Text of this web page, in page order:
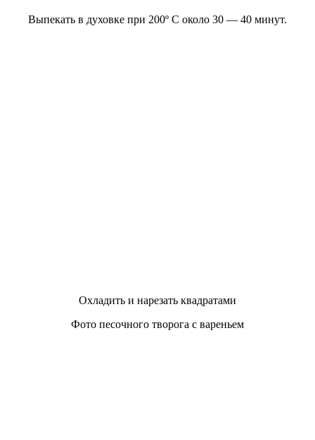
Выпекать в духовке при 200º С около 30 — 40 минут.
Охладить и нарезать квадратами
Фото песочного творога с вареньем